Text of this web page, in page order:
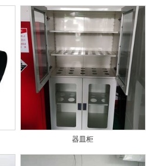
器皿柜